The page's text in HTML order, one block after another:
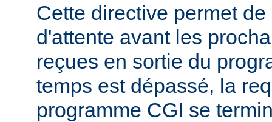
Cette directive permet
d'attente avant les
reçues en sortie du
temps est dépassé, la
programme CGI se